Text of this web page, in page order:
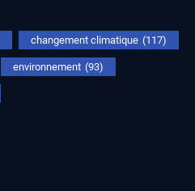
changement climatique (117)
environnement (93)